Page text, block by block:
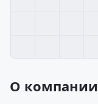
О компании